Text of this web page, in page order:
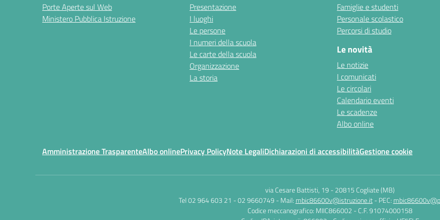
Porte Aperte sul Web
Ministero Pubblica Istruzione
Presentazione
I luoghi
Le persone
I numeri della scuola
Le carte della scuola
Organizzazione
La storia
Famiglie e studenti
Personale scolastico
Percorsi di studio
Le novità
Le notizie
I comunicati
Le circolari
Calendario eventi
Le scadenze
Albo online
Amministrazione TrasparenteAlbo onlinePrivacy PolicyNote LegaliDichiarazioni di accessibilitàGestione cookie
via Cesare Battisti, 19 - 20815 Cogliate (MB)
Tel 02 964 603 21 - 02 9660749 - Mail: mbic86600v@istruzione.it - PEC:
Codice meccanografico: MIIC866002 - C.F. 91074000158